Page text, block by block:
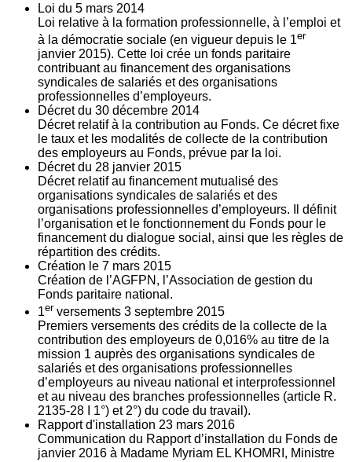
Loi du 5 mars 2014
Loi relative à la formation professionnelle, à l’emploi et
à la démocratie sociale (en vigueur depuis le 1er
janvier 2015). Cette loi crée un fonds paritaire
contribuant au financement des organisations
syndicales de salariés et des organisations
professionnelles d’employeurs.
Décret du 30 décembre 2014
Décret relatif à la contribution au Fonds. Ce décret fixe
le taux et les modalités de collecte de la contribution
des employeurs au Fonds, prévue par la loi.
Décret du 28 janvier 2015
Décret relatif au financement mutualisé des
organisations syndicales de salariés et des
organisations professionnelles d’employeurs. Il définit
l’organisation et le fonctionnement du Fonds pour le
financement du dialogue social, ainsi que les règles de
répartition des crédits.
Création le 7 mars 2015
Création de l’AGFPN, l’Association de gestion du
Fonds paritaire national.
1er versements 3 septembre 2015
Premiers versements des crédits de la collecte de la
contribution des employeurs de 0,016% au titre de la
mission 1 auprès des organisations syndicales de
salariés et des organisations professionnelles
d’employeurs au niveau national et interprofessionnel
et au niveau des branches professionnelles (article R.
2135‐28 I 1°) et 2°) du code du travail).
Rapport d'installation 23 mars 2016
Communication du Rapport d’installation du Fonds de
janvier 2016 à Madame Myriam EL KHOMRI, Ministre